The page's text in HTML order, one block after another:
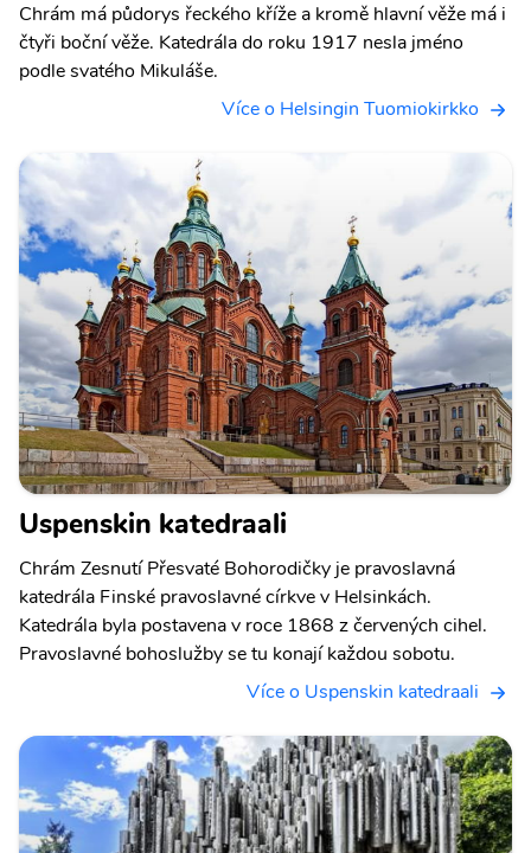
Chrám má půdorys řeckého kříže a kromě hlavní věže má i
čtyři boční věže. Katedrála do roku 1917 nesla jméno
podle svatého Mikuláše.
Více o Helsingin Tuomiokirkko
Uspenskin katedraali
Chrám Zesnutí Přesvaté Bohorodičky je pravoslavná
katedrála Finské pravoslavné církve v Helsinkách.
Katedrála byla postavena v roce 1868 z červených cihel.
Pravoslavné bohoslužby se tu konají každou sobotu.
Více o Uspenskin katedraali